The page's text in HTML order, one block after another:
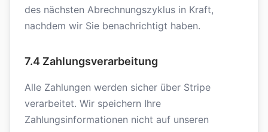
des nächsten Abrechnungszyklus in Kraft,
nachdem wir Sie benachrichtigt haben.
7.4 Zahlungsverarbeitung
Alle Zahlungen werden sicher über Stripe
verarbeitet. Wir speichern Ihre
Zahlungsinformationen nicht auf unseren